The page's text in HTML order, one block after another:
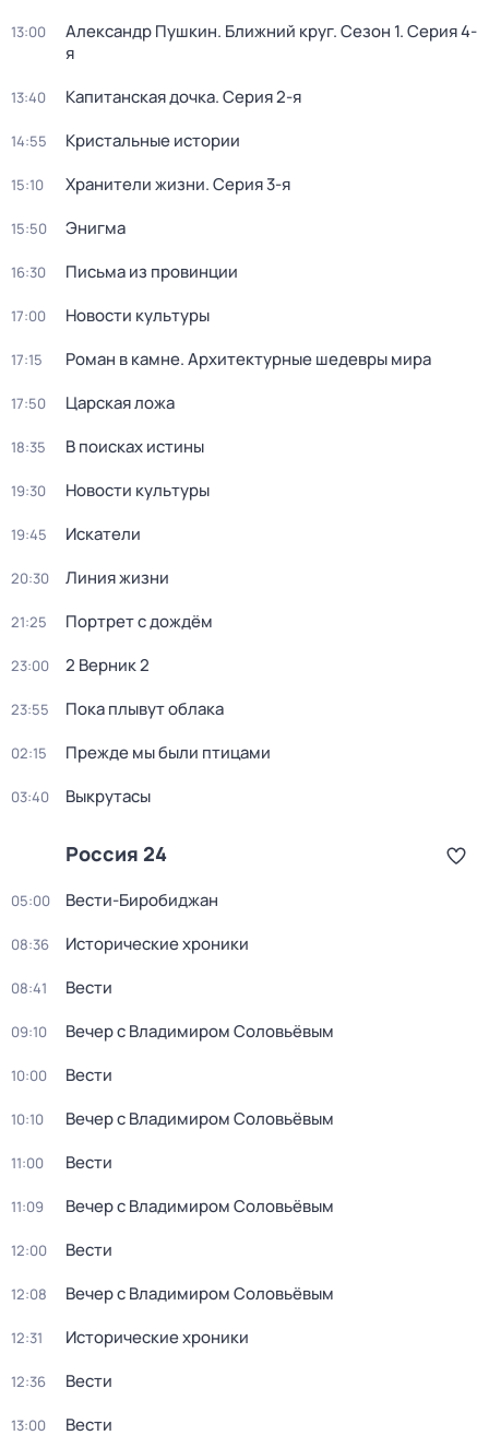
13:00 Александр Пушкин. Ближний круг. Сезон 1. Серия 4-
я
13:40 Капитанская дочка. Серия 2-я
14:55 Кристальные истории
15:10 Хранители жизни. Серия 3-я
15:50 Энигма
16:30 Письма из провинции
17:00 Новости культуры
17:15 Роман в камне. Архитектурные шедевры мира
17:50 Царская ложа
18:35 В поисках истины
19:30 Новости культуры
19:45 Искатели
20:30 Линия жизни
21:25 Портрет с дождём
23:00 2 Верник 2
23:55 Пока плывут облака
02:15 Прежде мы были птицами
03:40 Выкрутасы
Россия 24
05:00 Вести-Биробиджан
08:36 Исторические хроники
08:41 Вести
09:10 Вечер с Владимиром Соловьёвым
10:00 Вести
10:10 Вечер с Владимиром Соловьёвым
11:00 Вести
11:09 Вечер с Владимиром Соловьёвым
12:00 Вести
12:08 Вечер с Владимиром Соловьёвым
12:31 Исторические хроники
12:36 Вести
13:00 Вести